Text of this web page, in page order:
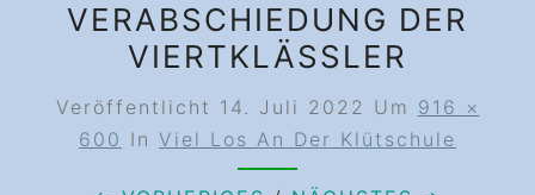
VERABSCHIEDUNG DER
VIERTKLÄSSLER
Veröffentlicht 14. Juli 2022 Um 916 ×
600 In Viel Los An Der Klütschule